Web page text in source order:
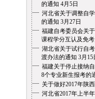
的通知 4月5日
河北省关于调整自
的通知 3月27日
福建自考委员会关
课程学分互认及免考
湖北省关于试行自
渡办法的通知 3月15
福建关于停止接纳
8个专业新生报考的
关于做好2017年陕
河北省2017年上半